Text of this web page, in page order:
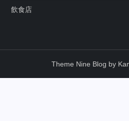
飲食店
Theme Nine Blog by